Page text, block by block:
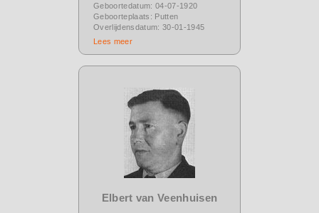
Geboortedatum: 04-07-1920
Geboorteplaats: Putten
Overlijdensdatum: 30-01-1945
Lees meer
Elbert van Veenhuisen